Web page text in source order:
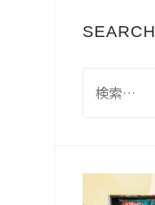
SEARCH
索: